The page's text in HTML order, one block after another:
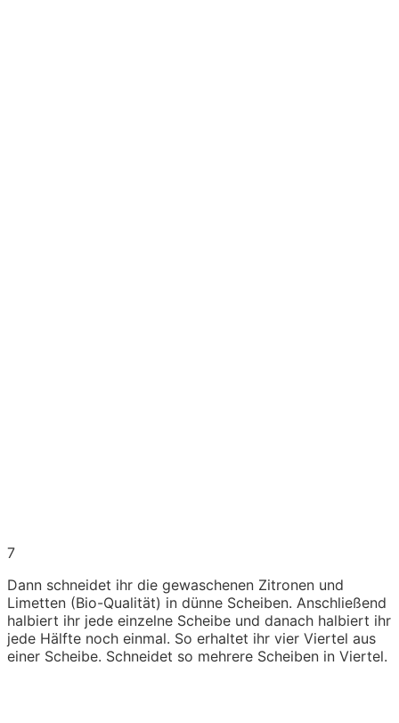
7
Dann schneidet ihr die gewaschenen Zitronen und
Limetten (Bio-Qualität) in dünne Scheiben. Anschließend
halbiert ihr jede einzelne Scheibe und danach halbiert ihr
jede Hälfte noch einmal. So erhaltet ihr vier Viertel aus
einer Scheibe. Schneidet so mehrere Scheiben in Viertel.